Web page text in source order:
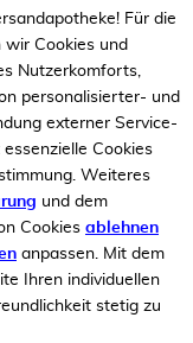
Für die
Cookies und
Nutzerkomforts,
personalisierter- und
externer Service-
Cookies
Weiteres
und dem
Cookies ablehnen
anpassen. Mit dem
Ihren individuellen
stetig zu